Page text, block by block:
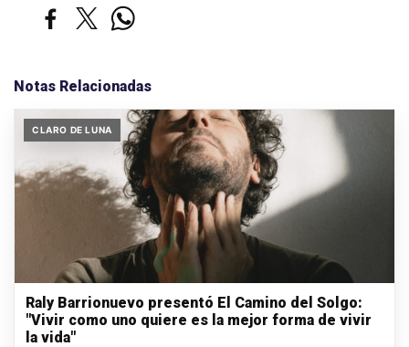
Notas Relacionadas
CLARO DE LUNA
Raly Barrionuevo presentó El Camino del Solgo:
"Vivir como uno quiere es la mejor forma de vivir
la vida"